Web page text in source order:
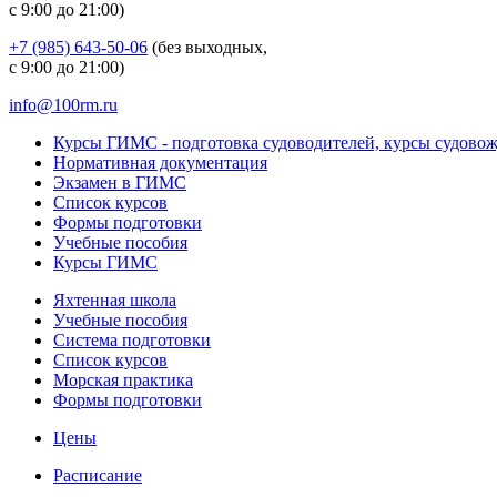
с 9:00 до 21:00)
+7 (985) 643-50-06 (без выходных,
с 9:00 до 21:00)
info@100rm.ru
Курсы ГИМС - подготовка судоводителей, курсы
Нормативная документация
Экзамен в ГИМС
Список курсов
Формы подготовки
Учебные пособия
Курсы ГИМС
Яхтенная школа
Учебные пособия
Cистема подготовки
Список курсов
Морская практика
Формы подготовки
Цены
Расписание